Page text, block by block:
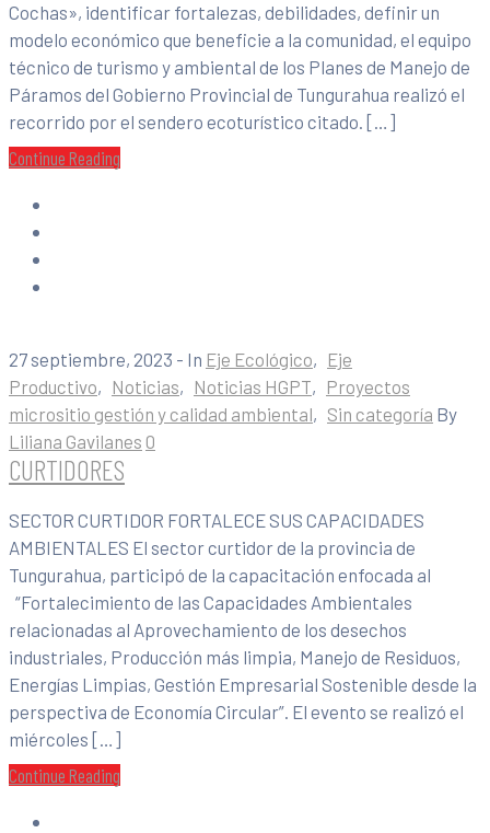
Cochas», identificar fortalezas, debilidades, definir un
modelo económico que beneficie a la comunidad, el equipo
técnico de turismo y ambiental de los Planes de Manejo de
Páramos del Gobierno Provincial de Tungurahua realizó el
recorrido por el sendero ecoturístico citado. […]
Continue Reading
27 septiembre, 2023 - In Eje Ecológico‚ Eje
Productivo‚ Noticias‚ Noticias HGPT‚ Proyectos
micrositio gestión y calidad ambiental‚ Sin categoría By
Liliana Gavilanes 0
CURTIDORES
SECTOR CURTIDOR FORTALECE SUS CAPACIDADES
AMBIENTALES El sector curtidor de la provincia de
Tungurahua, participó de la capacitación enfocada al
“Fortalecimiento de las Capacidades Ambientales
relacionadas al Aprovechamiento de los desechos
industriales, Producción más limpia, Manejo de Residuos,
Energías Limpias, Gestión Empresarial Sostenible desde la
perspectiva de Economía Circular”. El evento se realizó el
miércoles […]
Continue Reading